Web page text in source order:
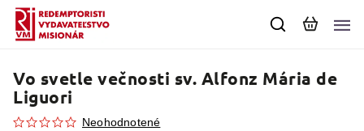
Vo svetle večnosti sv. Alfonz Mária de
Liguori
Neohodnotené